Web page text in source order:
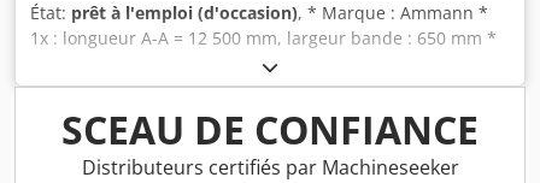
État: prêt à l'emploi (d'occasion), * Marque : Ammann *
1x : longueur A-A = 12 500 mm, largeur bande : 650 mm *
Entraînement : moteur tambour 5,5 kW. * 1x : longueur A-A
= 43 000 mm, largeur bande : 650 mm Crodpfeywnagox
Aqlsf * Entraînement : motoréducteur 15 kW.
SCEAU DE CONFIANCE
Distributeurs certifiés par Machineseeker